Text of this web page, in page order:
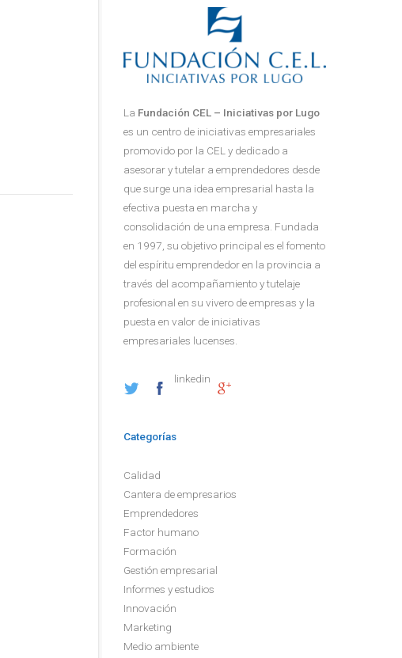
La Fundación CEL – Iniciativas por Lugo
es un centro de iniciativas empresariales
promovido por la CEL y dedicado a
asesorar y tutelar a emprendedores desde
que surge una idea empresarial hasta la
efectiva puesta en marcha y
consolidación de una empresa. Fundada
en 1997, su objetivo principal es el fomento
del espíritu emprendedor en la provincia a
través del acompañamiento y tutelaje
profesional en su vivero de empresas y la
puesta en valor de iniciativas
empresariales lucenses.
linkedin
Categorías
Calidad
Cantera de empresarios
Emprendedores
Factor humano
Formación
Gestión empresarial
Informes y estudios
Innovación
Marketing
Medio ambiente